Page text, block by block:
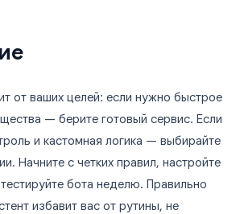
от ваших целей: если нужно быстрое
— берите готовый сервис. Если
и кастомная логика — выбирайте
Начните с четких правил, настройте
бота неделю. Правильно
избавит вас от рутины, не